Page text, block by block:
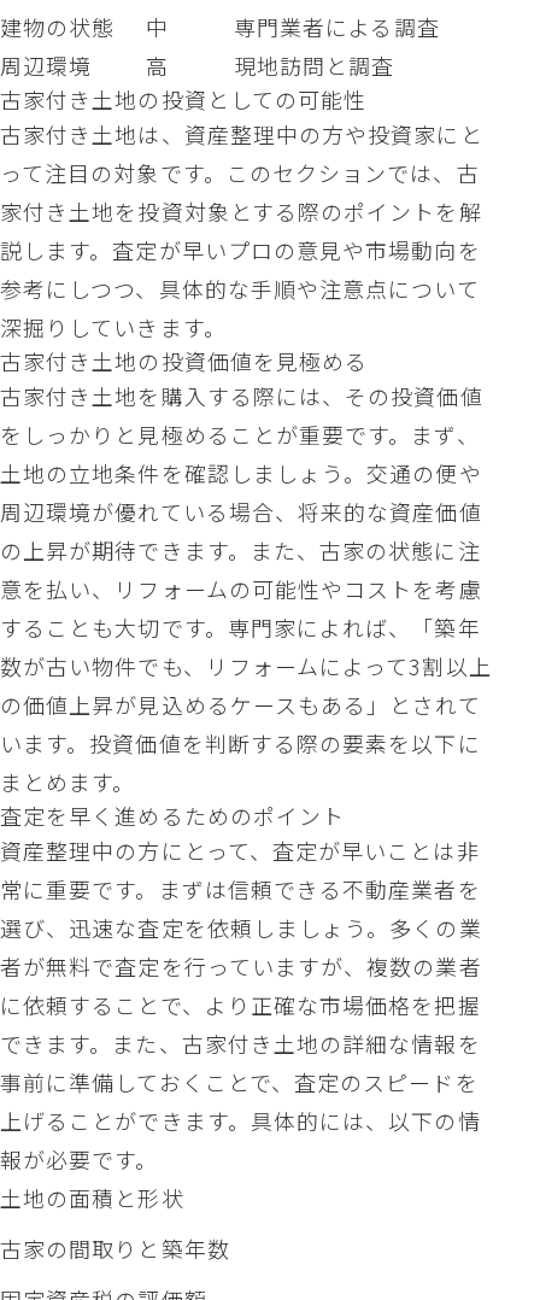
建物の状態
中
専門業者による調査
周辺環境
高
現地訪問と調査
古家付き土地の投資としての可能性
古家付き土地は、資産整理中の方や投資家にと
って注目の対象です。このセクションでは、古
家付き土地を投資対象とする際のポイントを解
説します。査定が早いプロの意見や市場動向を
参考にしつつ、具体的な手順や注意点について
深掘りしていきます。
古家付き土地の投資価値を見極める
古家付き土地を購入する際には、その投資価値
をしっかりと見極めることが重要です。まず、
土地の立地条件を確認しましょう。交通の便や
周辺環境が優れている場合、将来的な資産価値
の上昇が期待できます。また、古家の状態に注
意を払い、リフォームの可能性やコストを考慮
することも大切です。専門家によれば、「築年
数が古い物件でも、リフォームによって3割以上
の価値上昇が見込めるケースもある」とされて
います。投資価値を判断する際の要素を以下に
まとめます。
査定を早く進めるためのポイント
資産整理中の方にとって、査定が早いことは非
常に重要です。まずは信頼できる不動産業者を
選び、迅速な査定を依頼しましょう。多くの業
者が無料で査定を行っていますが、複数の業者
に依頼することで、より正確な市場価格を把握
できます。また、古家付き土地の詳細な情報を
事前に準備しておくことで、査定のスピードを
上げることができます。具体的には、以下の情
報が必要です。
土地の面積と形状
古家の間取りと築年数